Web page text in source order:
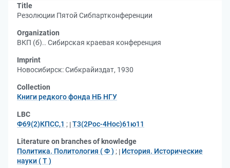
Title
Резолюции Пятой Сибпартконференции
Organization
ВКП (б).. Сибирская краевая конференция
Imprint
Новосибирск: Сибкрайиздат, 1930
Collection
Книги редкого фонда НБ НГУ
LBC
Ф69(2)КПСС,1 ; Т3(2Рос-4Нос)61ю11
Literature on branches of knowledge
Политика. Политология ( Ф ) ;
История. Исторические
науки ( Т )